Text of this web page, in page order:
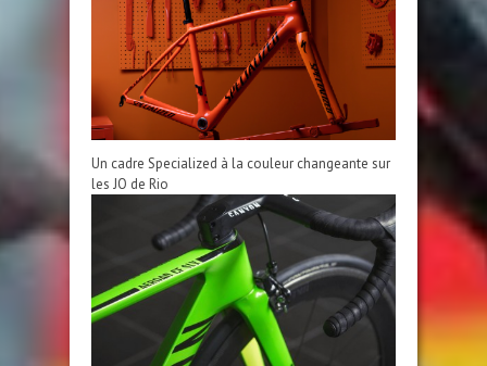
Un cadre Specialized à la couleur changeante sur
les JO de Rio